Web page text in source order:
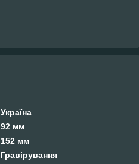
Україна
92 мм
152 мм
Гравірування